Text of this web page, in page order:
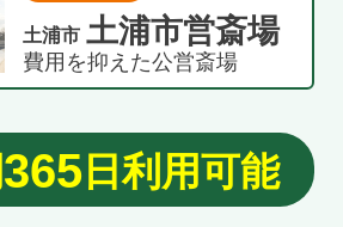
土浦市 土浦市営斎場
費用を抑えた公営斎場
365日利用可能